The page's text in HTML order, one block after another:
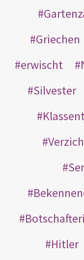
Griechen
erwischt
Silvester
Hitler